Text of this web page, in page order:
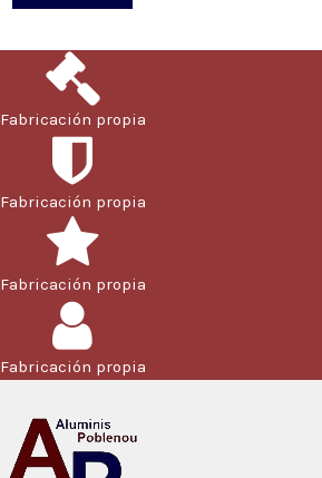
Fabricación propia
Fabricación propia
Fabricación propia
Fabricación propia